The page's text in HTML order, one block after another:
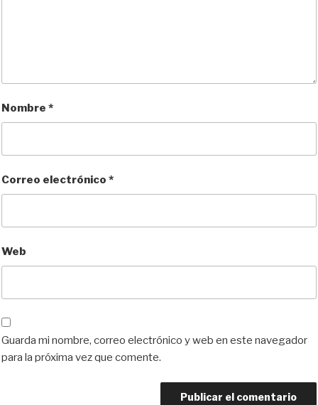
Nombre *
Correo electrónico *
Web
Guarda mi nombre, correo electrónico y web en este navegador
para la próxima vez que comente.